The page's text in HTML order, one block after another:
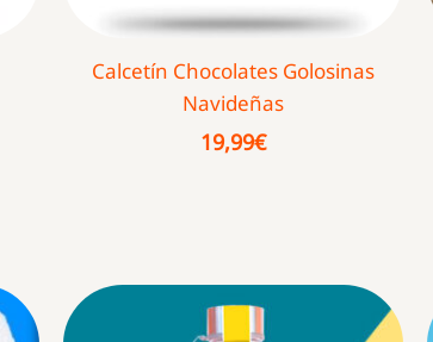
Calcetín Chocolates Golosinas
Navideñas
19,99€